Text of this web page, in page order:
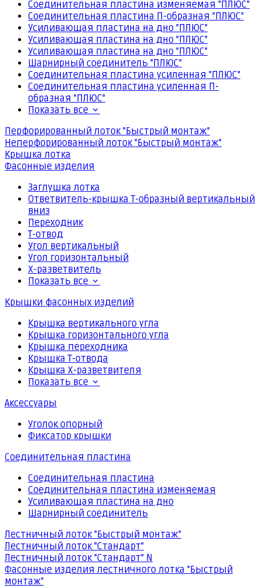
Соединительная пластина изменяемая "ПЛЮС"
Соединительная пластина П-образная "ПЛЮС"
Усиливающая пластина на дно "ПЛЮС"
Усиливающая пластина на дно "ПЛЮС"
Усиливающая пластина на дно "ПЛЮС"
Шарнирный соединитель "ПЛЮС"
Соединительная пластина усиленная "ПЛЮС"
Соединительная пластина усиленная П-
образная "ПЛЮС"
Показать все
Перфорированный лоток "Быстрый монтаж"
Неперфорированный лоток "Быстрый монтаж"
Крышка лотка
Фасонные изделия
Заглушка лотка
Ответвитель-крышка Т-образный вертикальный
вниз
Переходник
Т-отвод
Угол вертикальный
Угол горизонтальный
Х-разветвитель
Показать все
Крышки фасонных изделий
Крышка вертикального угла
Крышка горизонтального угла
Крышка переходника
Крышка Т-отвода
Крышка Х-разветвителя
Показать все
Аксессуары
Уголок опорный
Фиксатор крышки
Соединительная пластина
Соединительная пластина
Соединительная пластина изменяемая
Усиливающая пластина на дно
Шарнирный соединитель
Лестничный лоток "Быстрый монтаж"
Лестничный лоток "Стандарт"
Лестничный лоток "Стандарт" N
Фасонные изделия лестничного лотка "Быстрый
монтаж"